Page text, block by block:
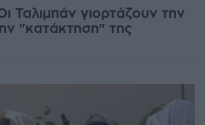
Ταλιμπάν γιορτάζουν την
"κατάκτηση" της